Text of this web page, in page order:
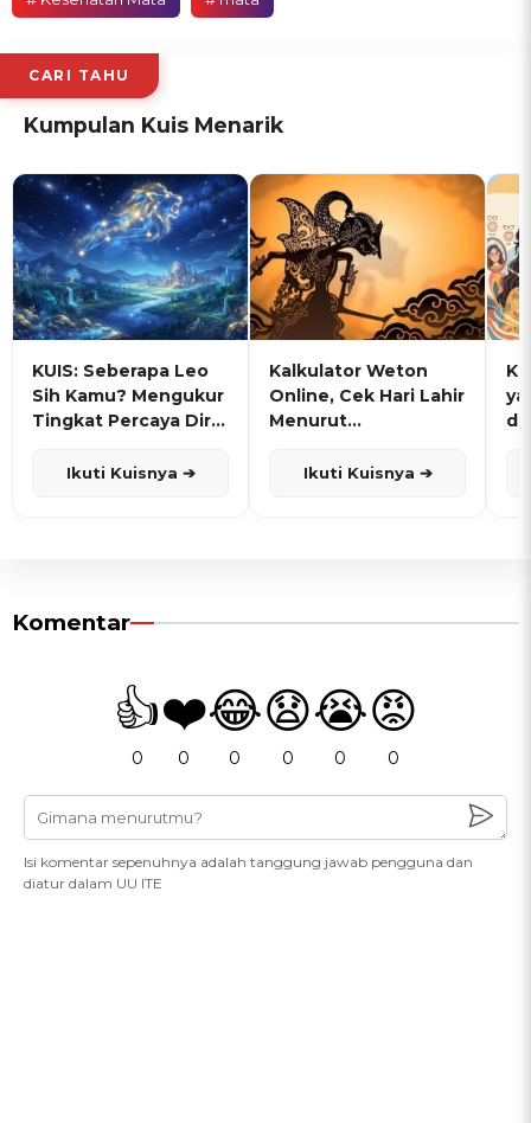
CARI TAHU
Kumpulan Kuis Menarik
KUIS: Seberapa Leo
Sih Kamu? Mengukur
Tingkat Percaya Diri
Ikuti Kuisnya ➔
Kalkulator Weton
Online, Cek Hari Lahir
Menurut
Ikuti Kuisnya ➔
Komentar
👍
0
❤️
0
😂
0
😧
0
😭
0
😡
0
Isi komentar sepenuhnya adalah tanggung jawab pengguna dan
diatur dalam UU ITE